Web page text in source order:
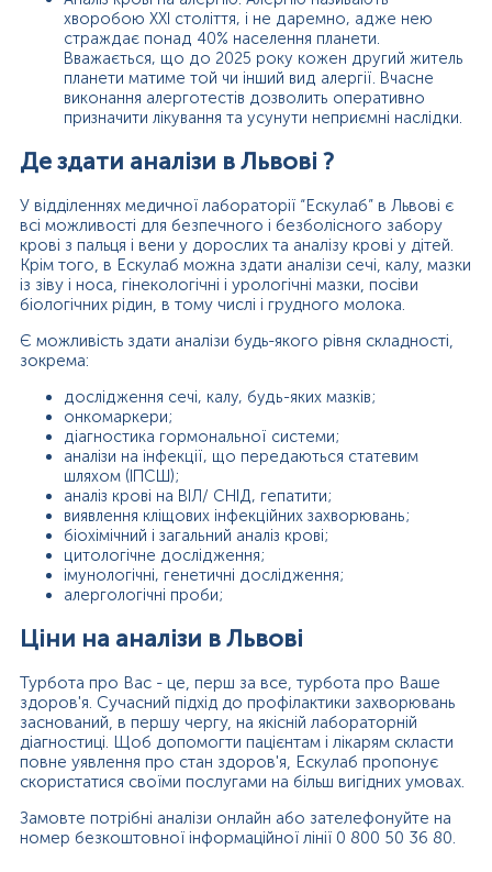
хворобою ХХІ століття, і не даремно, адже нею
страждає понад 40% населення планети.
Вважається, що до 2025 року кожен другий житель
планети матиме той чи інший вид алергії. Вчасне
виконання алерготестів дозволить оперативно
призначити лікування та усунути неприємні наслідки.
Де здати аналізи в Львові ?
У відділеннях медичної лабораторії “Ескулаб” в Львові є
всі можливості для безпечного і безболісного забору
крові з пальця і вени у дорослих та аналізу крові у дітей.
Крім того, в Ескулаб можна здати аналізи сечі, калу, мазки
із зіву і носа, гінекологічні і урологічні мазки, посіви
біологічних рідин, в тому числі і грудного молока.
Є можливість здати аналізи будь-якого рівня складності,
зокрема:
дослідження сечі, калу, будь-яких мазків;
онкомаркери;
діагностика гормональної системи;
аналізи на інфекції, що передаються статевим
шляхом (ІПСШ);
аналіз крові на ВІЛ/ СНІД, гепатити;
виявлення кліщових інфекційних захворювань;
біохімічний і загальний аналіз крові;
цитологічне дослідження;
імунологічні, генетичні дослідження;
алергологічні проби;
Ціни на аналізи в Львові
Турбота про Вас - це, перш за все, турбота про Ваше
здоров'я. Сучасний підхід до профілактики захворювань
заснований, в першу чергу, на якісній лабораторній
діагностиці. Щоб допомогти пацієнтам і лікарям скласти
повне уявлення про стан здоров'я, Ескулаб пропонує
скористатися своїми послугами на більш вигідних умовах.
Замовте потрібні аналізи онлайн або зателефонуйте на
номер безкоштовної інформаційної лінії 0 800 50 36 80.